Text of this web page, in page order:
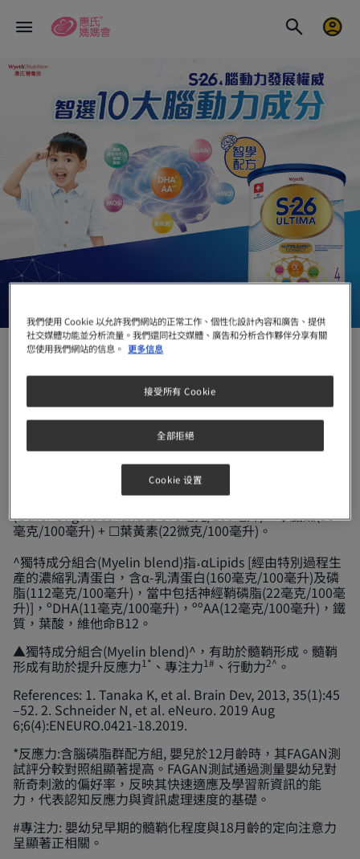
備注資料及參考來源
**智學配方指: ^Myelin blend +◊母乳低聚糖HMO(2’-
FL)25毫克/100毫升，非源自母乳 +#MOS(Other
Oligosaccharides 670毫克/100毫升) + 膽鹼(30毫克/100毫
升) +☐葉黃素(22微克/100毫升)。
△10大腦動力成分: ^Myelin blend + ◊母乳低聚糖
HMO(2’- FL)25毫克/100毫升，非源自母乳 + #MOS
(Other Oligosaccharides 670毫克/100毫升) + ◆膽鹼(30
毫克/100毫升) + ☐葉黃素(22微克/100毫升)。
^獨特成分組合(Myelin blend)指˔αLipids [經由特別過程生
產的濃縮乳清蛋白，含α-乳清蛋白(160毫克/100毫升)及磷
脂(112毫克/100毫升)，當中包括神經鞘磷脂(22毫克/100毫
升)]，ºDHA(11毫克/100毫升)，ººAA(12毫克/100毫升)，鐵
質，葉酸，維他命B12。
▲獨特成分組合(Myelin blend)^，有助於髓鞘形成。髓鞘
形成有助於提升反應力1* 、專注力1# 、行動力2^ 。
References: 1. Tanaka K, et al. Brain Dev, 2013, 35(1):45
–52. 2. Schneider N, et al. eNeuro. 2019 Aug
6;6(4):ENEURO.0421-18.2019.
*反應力:含腦磷脂群配方組, 嬰兒於12月齡時，其FAGAN測
試評分較對照組顯著提高。FAGAN測試通過測量嬰幼兒對
新奇刺激的偏好率，反映其快速適應及學習新資訊的能
力，代表認知反應力與資訊處理速度的基礎。
#專注力: 嬰幼兒早期的髓鞘化程度與18月齡的定向注意力
呈顯著正相關。
我們使用 Cookie 以允許我們網站的正常工作、個性化設計內容和廣告、提供
社交媒體功能並分析流量。我們還同社交媒體、廣告和分析合作夥伴分享有關
您使用我們網站的信息。 更多信息
全部拒絕
接受所有 Cookie
Cookie 设置